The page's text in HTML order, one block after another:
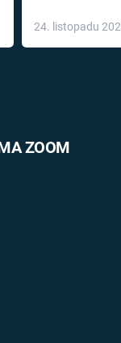
léky
24. listopadu
ZOOM